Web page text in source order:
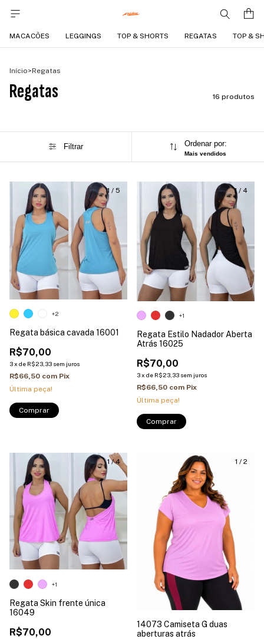
MACACÕES LEGGINGS TOP & SHORTS REGATAS TOP &
Início>Regatas
Regatas 16 produtos
Filtrar Ordenar por:
Mais vendidos
1 / 5
Regata básica cavada 16001
R$70,00
3x de R$23,33 sem juros
R$66,50 com Pix
Última peça!
+2
Comprar
1/ 4
Regata Estilo Nadador Aberta
Atrás 16025
R$70,00
3x de R$23,33 sem juros
R$66,50 com Pix
Última peça!
+1
Comprar
1/4
Regata Skin frente única
16049
R$70,00
+1
1 / 2
14073 Camiseta G duas
aberturas atrás